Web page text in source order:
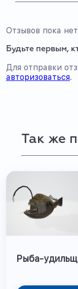
Отзывов пока
Будьте первым,
Для отправки
авторизоваться.
Так же
Рыба-